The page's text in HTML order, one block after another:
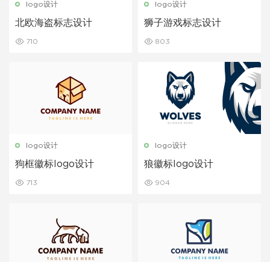
logo设计
北欧海盗标志设计
710
logo设计
狮子游戏标志设计
803
logo设计
狗框徽标logo设计
713
logo设计
狼徽标logo设计
904